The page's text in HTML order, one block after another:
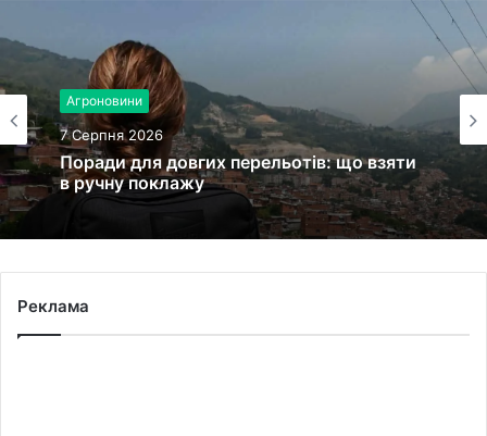
Агроновини
7 Серпня 2026
Поради для довгих перельотів: що взяти
в ручну поклажу
Реклама